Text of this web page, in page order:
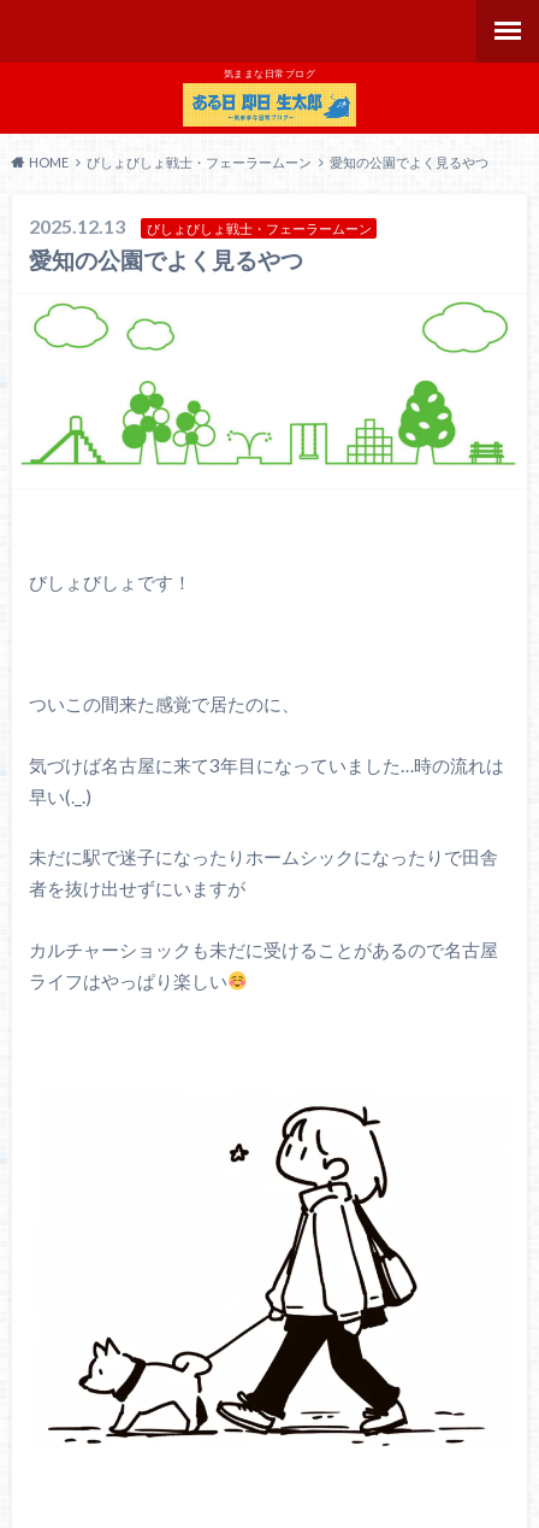
気ままな日常ブログ
HOME びしょびしょ戦士・フェーラームーン 愛知の公園でよく見るやつ
2025.12.13 びしょびしょ戦士・フェーラームーン
愛知の公園でよく見るやつ
びしょびしょです！
ついこの間来た感覚で居たのに、
気づけば名古屋に来て3年目になっていました…時の流れは
早い(._.)
未だに駅で迷子になったりホームシックになったりで田舎
者を抜け出せずにいますが
カルチャーショックも未だに受けることがあるので名古屋
ライフはやっぱり楽しい